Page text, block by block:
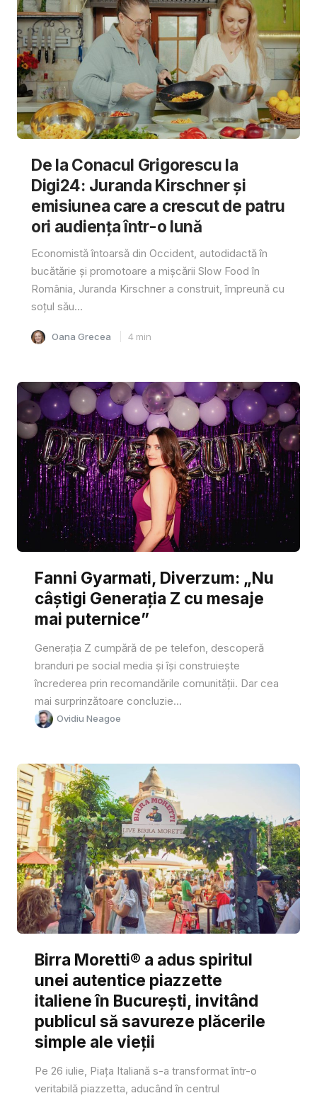
De la Conacul Grigorescu la
Digi24: Juranda Kirschner și
emisiunea care a crescut de patru
ori audiența într-o lună
Economistă întoarsă din Occident, autodidactă în
bucătărie și promotoare a mișcării Slow Food în
România, Juranda Kirschner a construit, împreună cu
soțul său...
Oana Grecea 4 min
Fanni Gyarmati, Diverzum: „Nu
câștigi Generația Z cu mesaje
mai puternice”
Generația Z cumpără de pe telefon, descoperă
branduri pe social media și își construiește
încrederea prin recomandările comunității. Dar cea
mai surprinzătoare concluzie...
Ovidiu Neagoe
Birra Moretti® a adus spiritul
unei autentice piazzette
italiene în București, invitând
publicul să savureze plăcerile
simple ale vieții
Pe 26 iulie, Piața Italiană s-a transformat într-o
veritabilă piazzetta, aducând în centrul